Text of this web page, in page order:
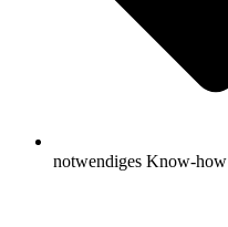
notwendiges Know-how